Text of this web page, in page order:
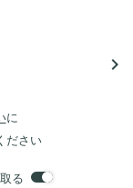
navigate_next
に
ださい
る